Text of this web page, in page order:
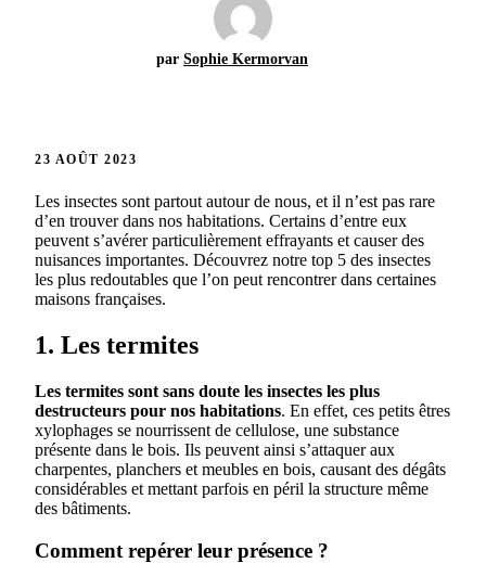
par Sophie Kermorvan
23 AOÛT 2023
Les insectes sont partout autour de nous, et il n’est pas rare
d’en trouver dans nos habitations. Certains d’entre eux
peuvent s’avérer particulièrement effrayants et causer des
nuisances importantes. Découvrez notre top 5 des insectes
les plus redoutables que l’on peut rencontrer dans certaines
maisons françaises.
1. Les termites
Les termites sont sans doute les insectes les plus
destructeurs pour nos habitations. En effet, ces petits êtres
xylophages se nourrissent de cellulose, une substance
présente dans le bois. Ils peuvent ainsi s’attaquer aux
charpentes, planchers et meubles en bois, causant des dégâts
considérables et mettant parfois en péril la structure même
des bâtiments.
Comment repérer leur présence ?